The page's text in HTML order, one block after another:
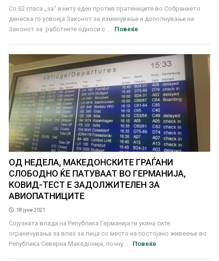
Со 62 гласа „за“ и ниту еден против пратениците во Собранието
денеска го усвоија Законот за изменување и дополнување на
Законот за работните односи с ...
Повеќе
ОД НЕДЕЛА, МАКЕДОНСКИТЕ ГРАЃАНИ
СЛОБОДНО ЌЕ ПАТУВААТ ВО ГЕРМАНИЈА,
КОВИД-ТЕСТ Е ЗАДОЛЖИТЕЛЕН ЗА
АВИОПАТНИЦИТЕ
18 јуни 2021
Сојузната влада на Република Германија ги укина сите
ограничувања за влез за лица со место на постојано живеење во
Република Северна Македонија, почну ...
Повеќе